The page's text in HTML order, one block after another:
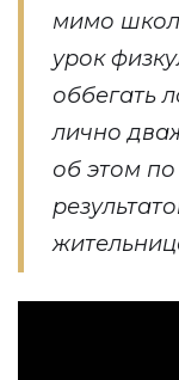
мимо
урок
оббегать
лично
об этом по